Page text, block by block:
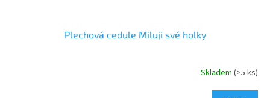
Plechová cedule Miluji své holky
Skladem (>5 ks)